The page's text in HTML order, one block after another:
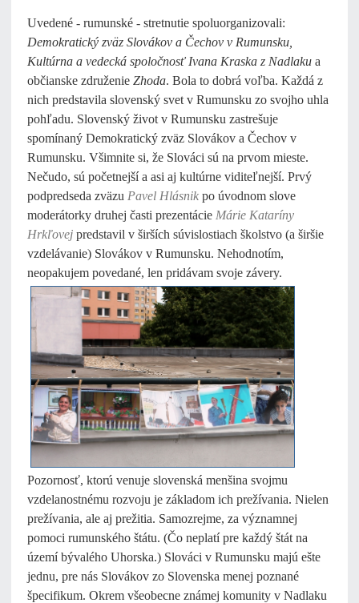
Uvedené - rumunské - stretnutie spoluorganizovali:
Demokratický zväz Slovákov a Čechov v Rumunsku,
Kultúrna a vedecká spoločnosť Ivana Kraska z Nadlaku a
občianske združenie Zhoda. Bola to dobrá voľba. Každá z
nich predstavila slovenský svet v Rumunsku zo svojho uhla
pohľadu. Slovenský život v Rumunsku zastrešuje
spomínaný Demokratický zväz Slovákov a Čechov v
Rumunsku. Všimnite si, že Slováci sú na prvom mieste.
Nečudo, sú početnejší a asi aj kultúrne viditeľnejší. Prvý
podpredseda zväzu Pavel Hlásnik po úvodnom slove
moderátorky druhej časti prezentácie Márie Kataríny
Hrkľovej predstavil v širších súvislostiach školstvo (a širšie
vzdelávanie) Slovákov v Rumunsku. Nehodnotím,
neopakujem povedané, len pridávam svoje závery.
Pozornosť, ktorú venuje slovenská menšina svojmu
vzdelanostnému rozvoju je základom ich prežívania. Nielen
prežívania, ale aj prežitia. Samozrejme, za významnej
pomoci rumunského štátu. (Čo neplatí pre každý štát na
území bývalého Uhorska.) Slováci v Rumunsku majú ešte
jednu, pre nás Slovákov zo Slovenska menej poznané
špecifikum. Okrem všeobecne známej komunity v Nadlaku